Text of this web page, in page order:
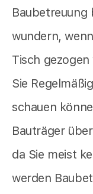
wundern,
Tisch
Sie
schauen
Bauträger
da Sie meist
werden